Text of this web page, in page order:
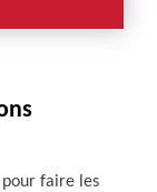
pour faire les